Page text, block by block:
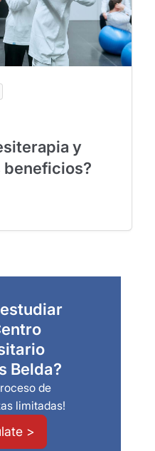
y
beneficios?
Belda?
de
limitadas!
>